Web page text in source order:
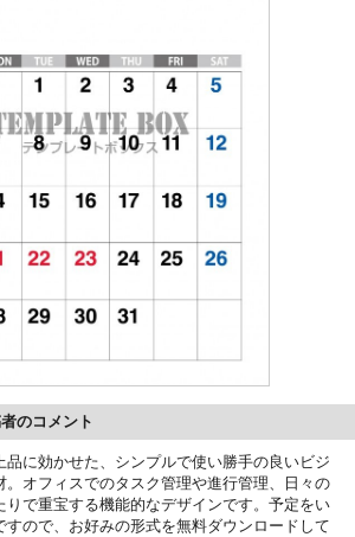
のコメント
品に効かせた、シンプルで使い勝手の良いビジ
。オフィスでのタスク管理や進行管理、日々の
りで重宝する機能的なデザインです。予定をい
すので、お好みの形式を無料ダウンロードして